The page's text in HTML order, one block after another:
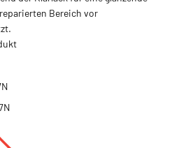
Bereich vor